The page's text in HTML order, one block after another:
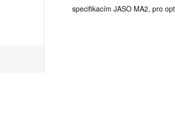
specifikacím JASO MA2, pro